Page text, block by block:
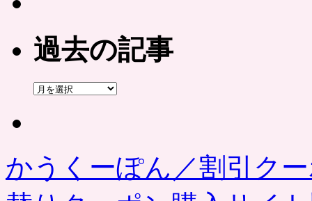
過去の記事
過
かうくーぽん／割引ク